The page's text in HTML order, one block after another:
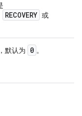
RECOVERY 或
默认为 0 。